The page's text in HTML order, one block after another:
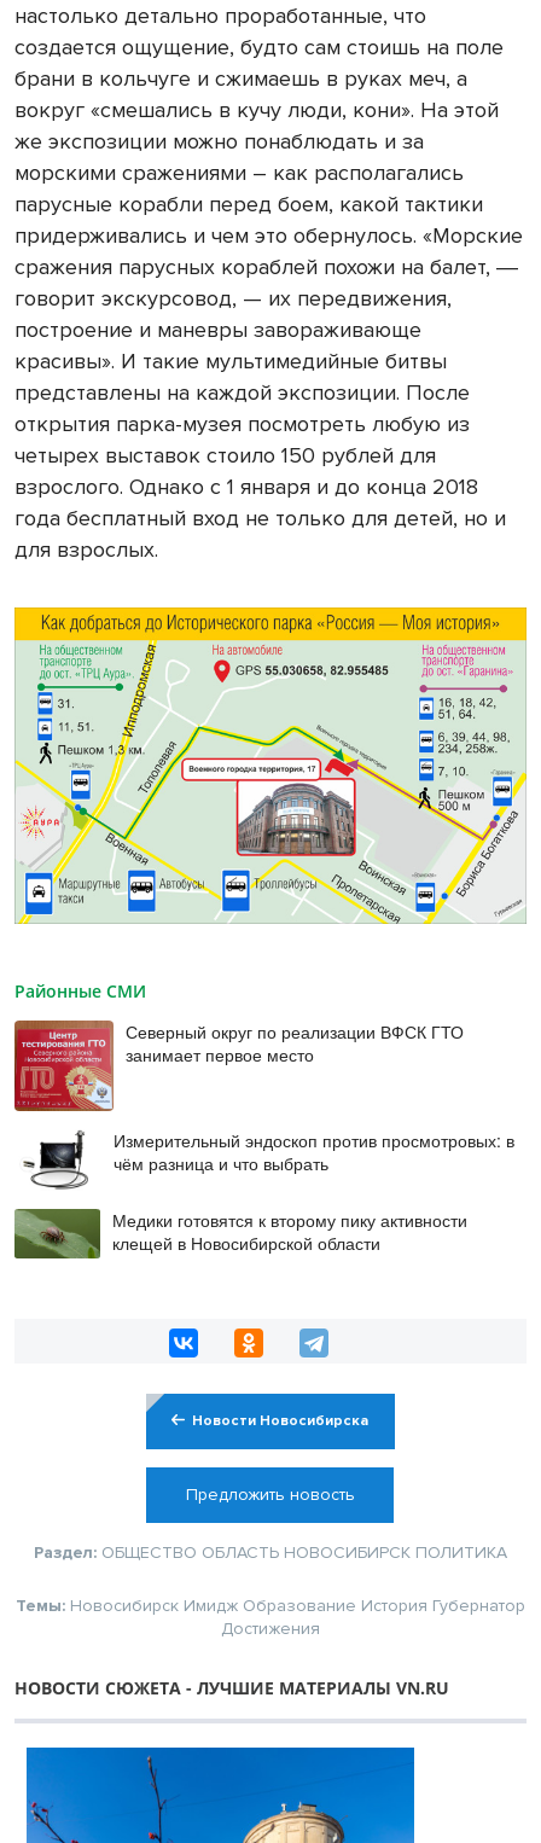
настолько детально проработанные, что
создается ощущение, будто сам стоишь на поле
брани в кольчуге и сжимаешь в руках меч, а
вокруг «смешались в кучу люди, кони». На этой
же экспозиции можно понаблюдать и за
морскими сражениями – как располагались
парусные корабли перед боем, какой тактики
придерживались и чем это обернулось. «Морские
сражения парусных кораблей похожи на балет, —
говорит экскурсовод, — их передвижения,
построение и маневры завораживающе
красивы». И такие мультимедийные битвы
представлены на каждой экспозиции. После
открытия парка-музея посмотреть любую из
четырех выставок стоило 150 рублей для
взрослого. Однако с 1 января и до конца 2018
года бесплатный вход не только для детей, но и
для взрослых.
Районные СМИ
Северный округ по реализации ВФСК ГТО
занимает первое место
Измерительный эндоскоп против просмотровых: в
чём разница и что выбрать
Медики готовятся к второму пику активности
клещей в Новосибирской области
Новости Новосибирска
Предложить новость
Раздел: ОБЩЕСТВО ОБЛАСТЬ НОВОСИБИРСК ПОЛИТИКА
Темы: Новосибирск Имидж Образование История Губернатор
Достижения
НОВОСТИ СЮЖЕТА - ЛУЧШИЕ МАТЕРИАЛЫ VN.RU